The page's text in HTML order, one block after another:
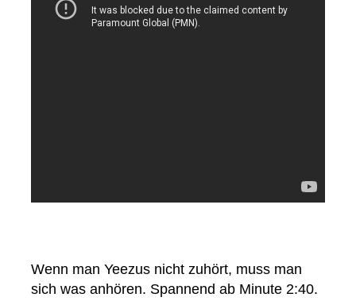
Wenn man Yeezus nicht zuhört, muss man
sich was anhören. Spannend ab Minute 2:40.